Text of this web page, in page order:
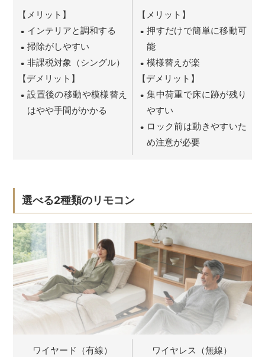
【メリット】
インテリアと調和する
掃除がしやすい
非課税対象（シングル）
【デメリット】
設置後の移動や模様替え
はやや手間がかかる
【メリット】
押すだけで簡単に移動可
能
模様替えが楽
【デメリット】
集中荷重で床に跡が残り
やすい
ロック前は動きやすいた
め注意が必要
選べる2種類のリモコン
ワイヤード（有線） ワイヤレス（無線）